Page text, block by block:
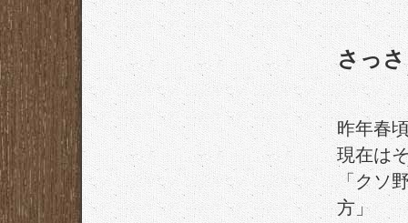
さっ
昨年春
現在は
「クソ
方」